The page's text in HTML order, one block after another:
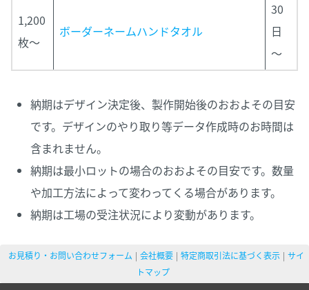
1,200
枚～
ボーダーネームハンドタオル
30
日
～
納期はデザイン決定後、製作開始後のおおよその目安
です。デザインのやり取り等データ作成時のお時間は
含まれません。
納期は最小ロットの場合のおおよその目安です。数量
や加工方法によって変わってくる場合があります。
納期は工場の受注状況により変動があります。
お見積り・お問い合わせフォーム 会社概要 特定商取引法に基づく表示
サイ
トマップ